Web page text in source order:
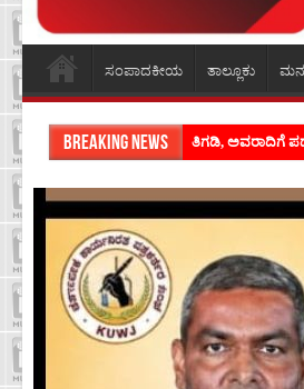
ಸಂಪಾದಕೀಯ ತಾಲ್ಲೂಕು
Breaking News ತಿಗಡಿ, ಅವರಾದಿಗೆ